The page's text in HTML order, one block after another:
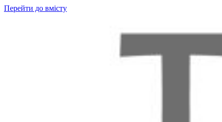
Перейти до вмісту